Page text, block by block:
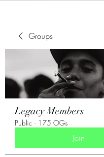
Groups
Legacy Members
Public · 175 OGs
Join